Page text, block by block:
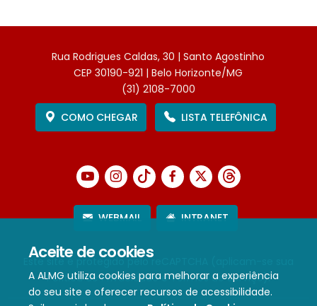
Aceite de cookies
A ALMG utiliza cookies para melhorar a experiência
do seu site e oferecer recursos de acessibilidade.
Rua Rodrigues Caldas, 30 | Santo Agostinho
CEP 30190-921 | Belo Horizonte/MG
(31) 2108-7000
COMO CHEGAR
LISTA TELEFÔNICA
WEBMAIL INTRANET
Este site é protegido pelo reCAPTCHA (aplicam-se sua
Política de PrivacidadeeTermos de Serviço).